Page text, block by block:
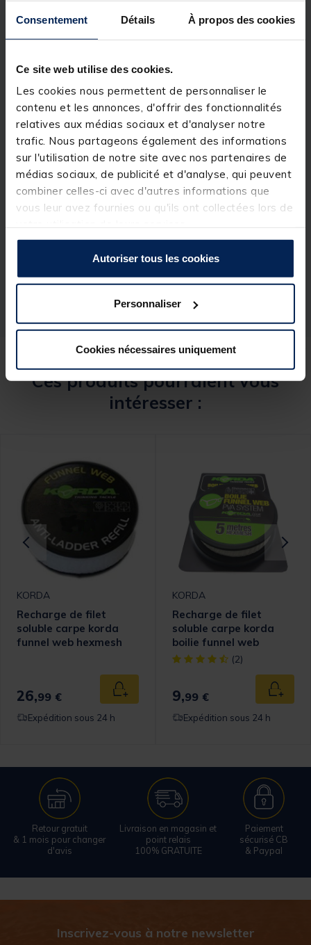
Consentement Détails À propos des cookies
Ce site web utilise des cookies.
Les cookies nous permettent de personnaliser le
contenu et les annonces, d'offrir des fonctionnalités
relatives aux médias sociaux et d'analyser notre
trafic. Nous partageons également des informations
sur l'utilisation de notre site avec nos partenaires de
médias sociaux, de publicité et d'analyse, qui peuvent
combiner celles-ci avec d'autres informations que
vous leur avez fournies ou qu'ils ont collectées lors de
Autoriser tous les cookies
Personnaliser
Cookies nécessaires uniquement
Description & détails
Détails
FUNNEL WEB HEXMESH (5M)
Longueur: 5 mètres. Convient pour tous les tubes de
Korda 35 mm.Mailles solubles hexmesh(standard).
Spécifications
46615-1
Marque
KORDA
Ces produits pourraient vous
intéresser :
panier
KORDA
Recharge de filet
soluble carpe korda
funnel web hexmesh
26,99 € Ajouter au panier
Expédition sous 24 h
KORDA
Recharge de filet
soluble carpe korda
boilie funnel web
hexmesh (5m)
[object Object] out of 5
(2)
9,99 €
Expédition sous 24 h
Retour gratuit
& 1 mois pour changer
d'avis
Livraison en magasin et
point relais
100% GRATUITE
Paiement
sécurisé CB
& Paypal
Inscrivez-vous à notre newsletter